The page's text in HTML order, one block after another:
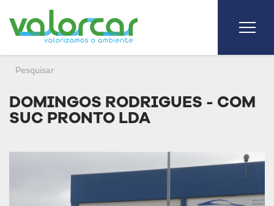
DOMINGOS RODRIGUES - COM
SUC PRONTO LDA